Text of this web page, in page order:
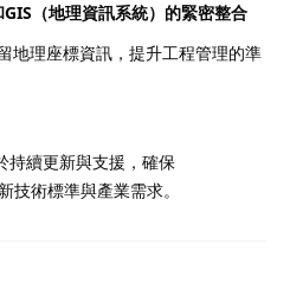
（地理資訊系統）的緊密整合
地理座標資訊，提升工程管理的準
續更新與支援，確保
術標準與產業需求。